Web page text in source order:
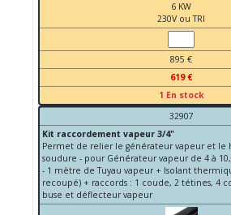
6 KW
230V ou TRI
895 €
619 €
1 En stock
32907
Kit raccordement vapeur 3/4"
Permet de relier le générateur vapeur et le
soudure - pour Générateur vapeur de 4 à
- 1 mètre de Tuyau vapeur + Isolant
recoupé) + raccords : 1 coude, 2 tétines, 4
buse et déflecteur vapeur